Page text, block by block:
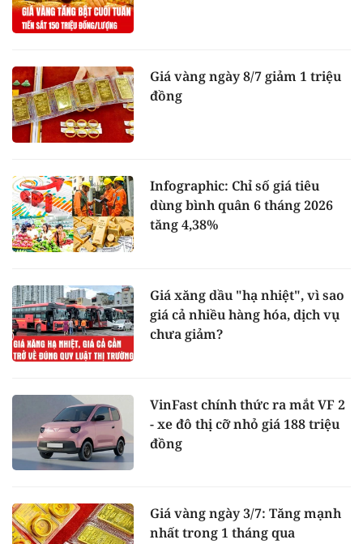
Giá vàng ngày 8/7 giảm 1 triệu
đồng
Infographic: Chỉ số giá tiêu
dùng bình quân 6 tháng 2026
tăng 4,38%
Giá xăng dầu "hạ nhiệt", vì sao
giá cả nhiều hàng hóa, dịch vụ
chưa giảm?
VinFast chính thức ra mắt VF 2
- xe đô thị cỡ nhỏ giá 188 triệu
đồng
Giá vàng ngày 3/7: Tăng mạnh
nhất trong 1 tháng qua